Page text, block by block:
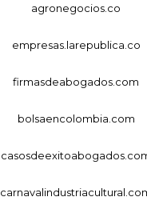
agronegocios.co
empresas.larepublica.co
firmasdeabogados.com
bolsaencolombia.com